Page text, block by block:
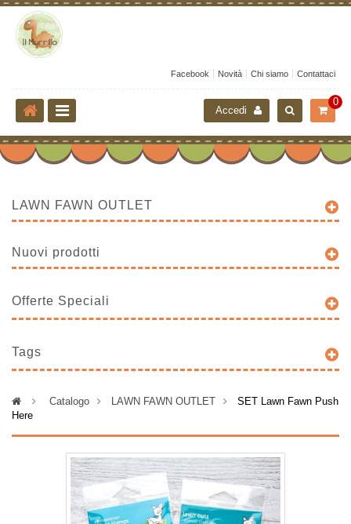
Facebook Novità Chi siamo Contattaci
0
Accedi
LAWN FAWN OUTLET
Nuovi prodotti
Offerte Speciali
Tags
> Catalogo > LAWN FAWN OUTLET >
SET Lawn Fawn Push
Here